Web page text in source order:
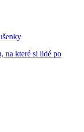
na které si lidé po